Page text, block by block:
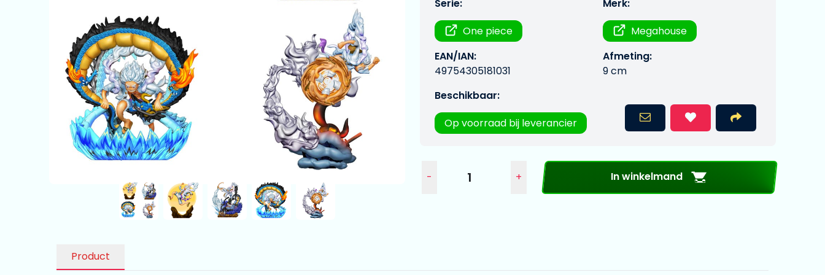
Serie:
One piece
Merk:
Megahouse
EAN/IAN:
49754305181031
Afmeting:
9 cm
Beschikbaar:
Op voorraad bij leverancier
- + In winkelmand
Product